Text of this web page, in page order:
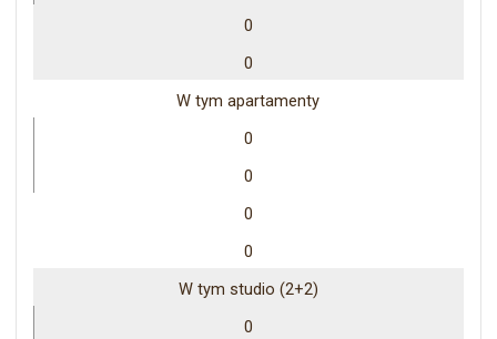
0
0
W tym apartamenty
0
0
0
0
W tym studio (2+2)
0